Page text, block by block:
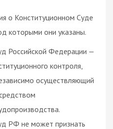
о Конституционном Суде
которыми они указаны.
Российской Федерации —
контроля,
осуществляющий
РФ не может признать